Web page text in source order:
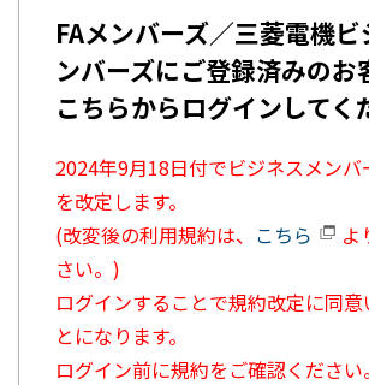
FAメンバーズ／三菱電機ビ
ンバーズにご登録済みのお
こちらからログインしてく
2024年9月18日付でビジネスメンバ
を改定します。
(改変後の利用規約は、 こちら
よ
さい。)
ログインすることで規約改定に同
とになります。
ログイン前に規約をご確認ください。